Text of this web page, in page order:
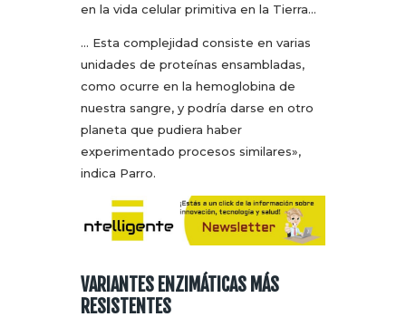
en la vida celular primitiva en la Tierra…
… Esta complejidad consiste en varias
unidades de proteínas ensambladas,
como ocurre en la hemoglobina de
nuestra sangre, y podría darse en otro
planeta que pudiera haber
experimentado procesos similares»,
indica Parro.
VARIANTES ENZIMÁTICAS MÁS
RESISTENTES